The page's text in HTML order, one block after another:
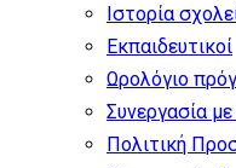
Ιστορία
Εκπαιδευτικοί
Ωρολόγιο
Συνεργασία με
Πολιτική